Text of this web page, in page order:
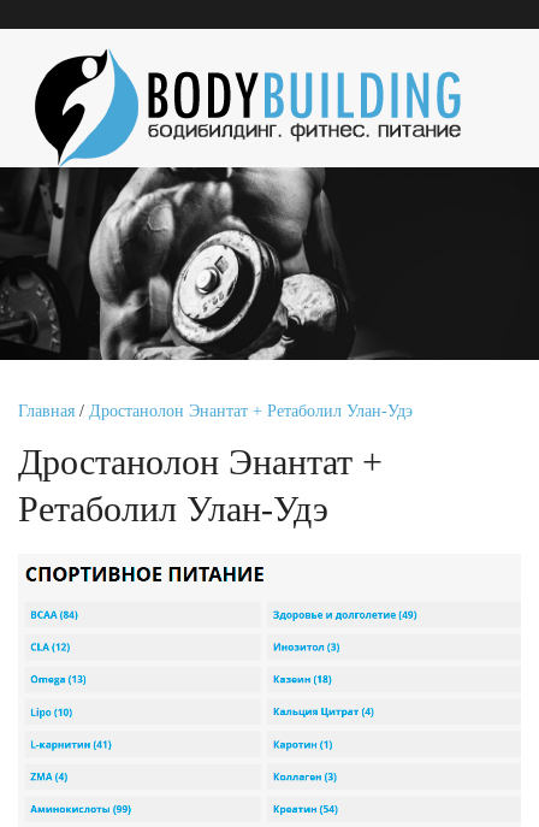
Главная / Дростанолон Энантат + Ретаболил Улан-Удэ
Дростанолон Энантат +
Ретаболил Улан-Удэ